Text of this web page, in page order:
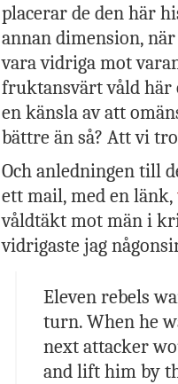
placerar de den här
annan dimension,
vara vidriga mot
fruktansvärt våld här
en känsla av att
bättre än så? Att vi
Och anledningen till
ett mail, med en länk,
våldtäkt mot män i
vidrigaste jag
Eleven rebels
turn. When he
next attacker
and lift him by